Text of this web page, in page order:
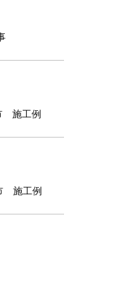
施工例
施工例